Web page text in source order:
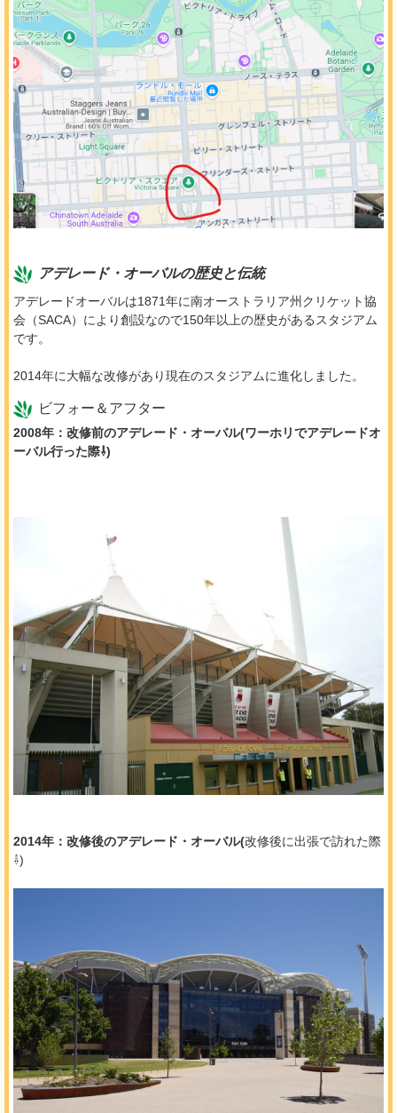
アデレード・オーバルの歴史と伝統
アデレードオーバルは1871年に南オーストラリア州クリケット協
会（SACA）により創設なので150年以上の歴史があるスタジアム
です。
2014年に大幅な改修があり現在のスタジアムに進化しました。
ビフォー＆アフター
2008年：改修前のアデレード・オーバル(ワーホリでアデレードオ
ーバル行った際⇩)
2014年：改修後のアデレード・オーバル(改修後に出張で訪れた際
⇩)